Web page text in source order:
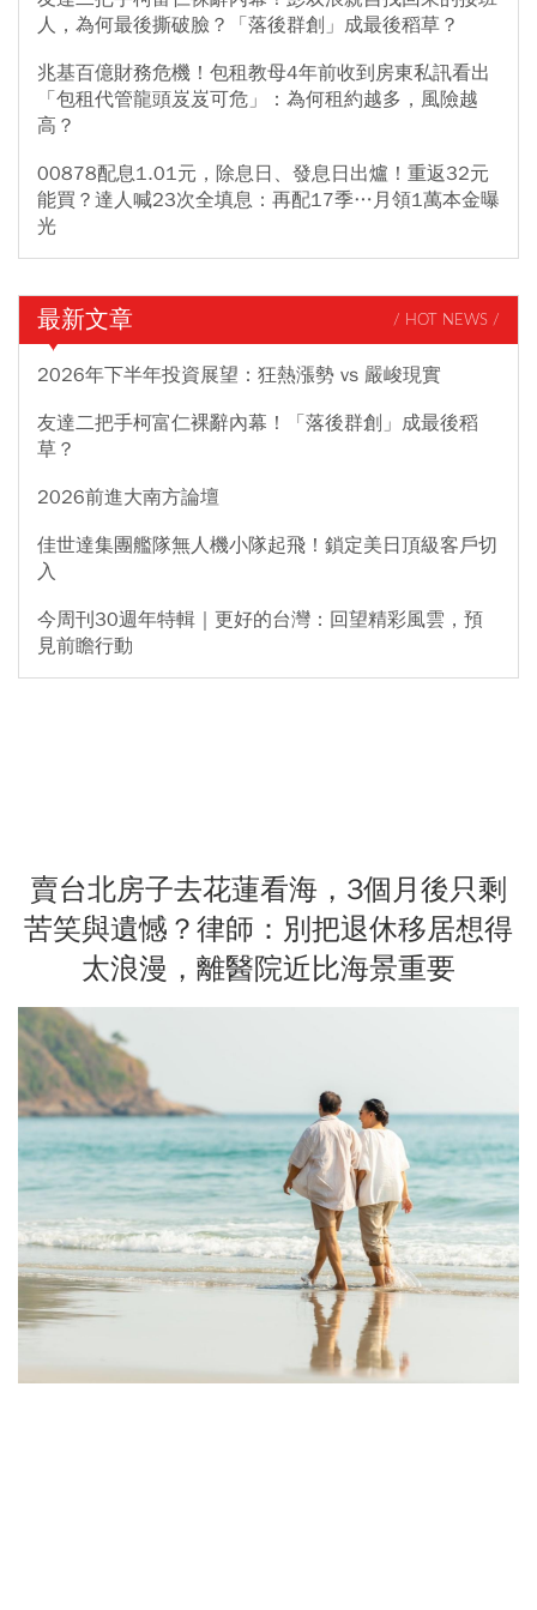
人，為何最後撕破臉？「落後群創」成最後稻草？
兆基百億財務危機！包租教母4年前收到房東私訊看出
「包租代管龍頭岌岌可危」：為何租約越多，風險越
高？
00878配息1.01元，除息日、發息日出爐！重返32元
能買？達人喊23次全填息：再配17季…月領1萬本金曝
光
最新文章 / HOT NEWS /
2026年下半年投資展望：狂熱漲勢 vs 嚴峻現實
友達二把手柯富仁裸辭內幕！「落後群創」成最後稻
草？
2026前進大南方論壇
佳世達集團艦隊無人機小隊起飛！鎖定美日頂級客戶切
入
今周刊30週年特輯｜更好的台灣：回望精彩風雲，預
見前瞻行動
賣台北房子去花蓮看海，3個月後只剩
苦笑與遺憾？律師：別把退休移居想得
太浪漫，離醫院近比海景重要